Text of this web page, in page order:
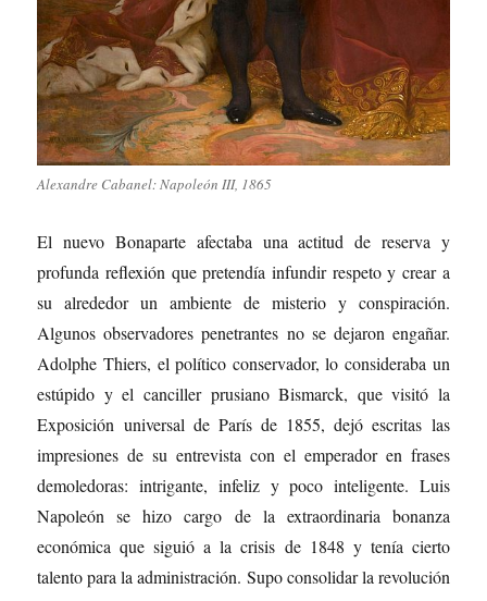
Alexandre Cabanel: Napoleón III, 1865
El nuevo Bonaparte afectaba una actitud de reserva y
profunda reflexión que pretendía infundir respeto y crear a
su alrededor un ambiente de misterio y conspiración.
Algunos observadores penetrantes no se dejaron engañar.
Adolphe Thiers, el político conservador, lo consideraba un
estúpido y el canciller prusiano Bismarck, que visitó la
Exposición universal de París de 1855, dejó escritas las
impresiones de su entrevista con el emperador en frases
demoledoras: intrigante, infeliz y poco inteligente. Luis
Napoleón se hizo cargo de la extraordinaria bonanza
económica que siguió a la crisis de 1848 y tenía cierto
talento para la administración. Supo consolidar la revolución